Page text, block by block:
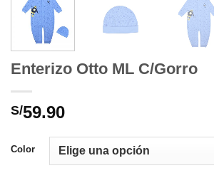
Enterizo Otto ML C/Gorro
S/59.90
Color